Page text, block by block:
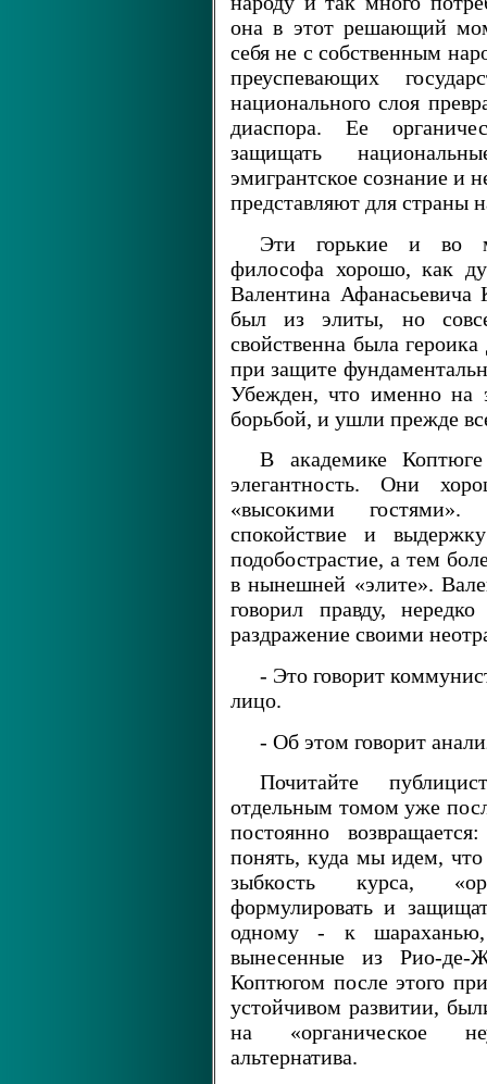
она в этот решающий
себя не с собственным
преуспевающих
национального слоя
диаспора. Ее
защищать
эмигрантское сознание и
представляют для страны
Эти горькие и во
философа хорошо, как
Валентина
был из элиты, но
свойственна была
при защите
Убежден, что именно на
борьбой, и ушли прежде
В академике Коптюге
элегантность. Они
«высокими
спокойствие и
подобострастие, а тем
в нынешней «элите».
говорил правду,
раздражение своими
- Это говорит
лицо.
- Об этом говорит
Почитайте
отдельным томом уже
постоянно
понять, куда мы идем,
зыбкость курса,
формулировать и
одному - к
вынесенные из Рио-де-
Коптюгом после этого
устойчивом развитии,
на «органическое
альтернатива.